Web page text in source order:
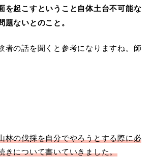
を起こすということ自体土台不可能な
ないとのこと。
者の話を聞くと参考になりますね。師
林の伐採を自分でやろうとする際に必
きについて書いていきました。